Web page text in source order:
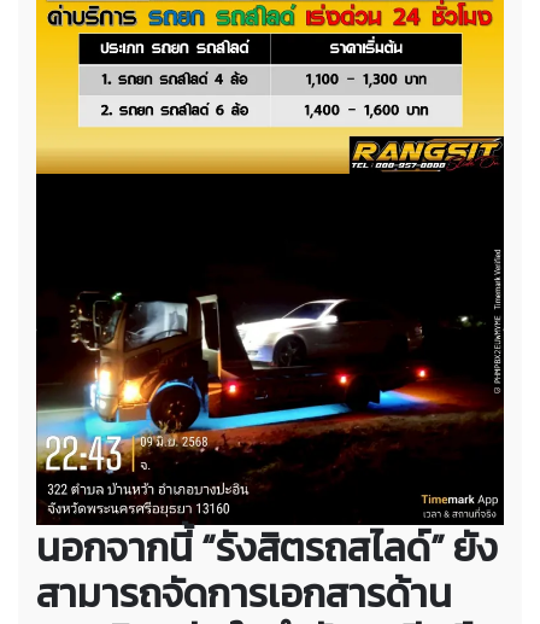
นอกจากนี้ “รังสิตรถสไลด์” ยัง
สามารถจัดการเอกสารด้าน